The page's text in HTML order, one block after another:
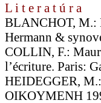
L i t e r a t ú r a
BLANCHOT, M.:
Hermann &
COLLIN, F.:
l’écriture. Paris:
HEIDEGGER,
OIKOYMENH